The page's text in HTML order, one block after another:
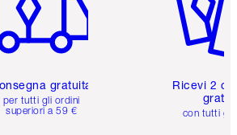
gratuita
per tutti gli ordini
superiori a 59 €
Ricevi 2
con tutti gli